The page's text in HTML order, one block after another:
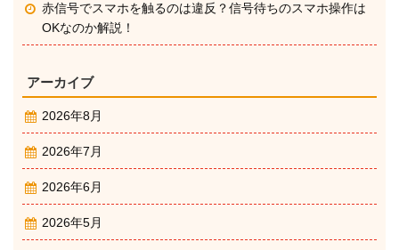
赤信号でスマホを触るのは違反？信号待ちのスマホ操作は
OKなのか解説！
アーカイブ
2026年8月
2026年7月
2026年6月
2026年5月